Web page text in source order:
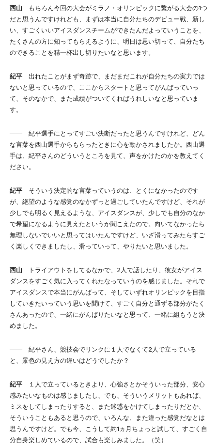
西山 もちろん今回の大会がミラノ・オリンピックに繋がる大会の1つ
だと思うんですけれども、まずは本当に自分たちのデビュー戦、新し
い、すごくいいアイスダンスチームができたんだよっていうことを、
たくさんの方に知ってもらえるように、明日は思い切って、自分たち
のできることを精一杯出し切りたいなと思います。
紀平 出れたことがまず奇跡で、まだまだこれが自分たちの実力では
ないと思っているので、ここからスタートと思ってがんばっていっ
て、そのなかで、また成績がついてくればうれしいなと思っていま
す。
―― 紀平選手にとってすごい決断だったと思うんですけれど、どん
な言葉を西山選手からもらったときに心を動かされましたか。西山選
手は、紀平さんのどういうところを見て、声をかけたのかを教えてく
ださい。
紀平 そういう決定的な言葉っていうのは、とくになかったのです
が、絶望のような感覚のなかずっと過ごしていたんですけど、それが
少しでも明るく見えるような、アイスダンスが、少しでも自分のなか
で希望になるように見えたというか聞こえたので。向いてなかったら
無理しないでいいと思ってはいたんですけど、いざ滑ってみたらすご
く楽しくできましたし、滑っていって、やりたいと思いました。
西山 トライアウトをしてるなかで、2人で話したり、彼女がアイス
ダンスをすごく気に入ってくれたなっていうのを感じました。それで
アイスダンスで本当にがんばって、そしていずれオリンピックを目指
していきたいっていう思いを聞けて、すごく自分と通ずる部分がたく
さんあったので、一緒にがんばりたいなと思って、一緒に組もうと決
めました。
―― 紀平さん、競技会でリンクに１人でなくて2人で立っている
と、景色の見え方の違いはどうでしたか？
紀平 １人で立っているときより、心強さとかそういった部分、安心
感みたいなものは感じましたし、でも、そういうメリットもあれば、
ミスをしてしまったりすると、また迷惑をかけてしまったりだとか、
そういうこともあると思うので、いろんな、また違った感覚だなとは
思うんですけど。でも今、こうして約1ヵ月ちょっと試して、すごく自
分自身楽しめているので、試合も楽しみました。（笑）